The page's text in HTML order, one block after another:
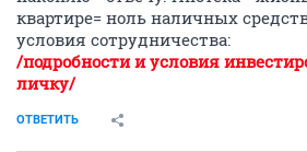
квартире= ноль наличных
условия сотрудничества:
/подробности и условия
личку/
ОТВЕТИТЬ